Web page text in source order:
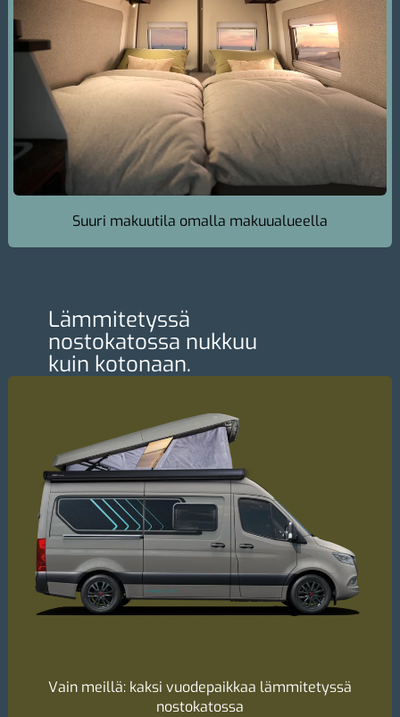
Suuri makuutila omalla makuualueella
Lämmitetyssä
nostokatossa nukkuu
kuin kotonaan.
Vain meillä: kaksi vuodepaikkaa lämmitetyssä
nostokatossa